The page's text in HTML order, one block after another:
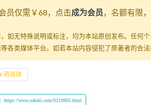
员仅需￥68，点击成为会员，名额有限
如无特殊说明或标注，均为本站原创发布。任何
各类媒体平台。如若本站内容侵犯了原著者的合法
萌琪琪
https://www.sekiki.com/0219905.html